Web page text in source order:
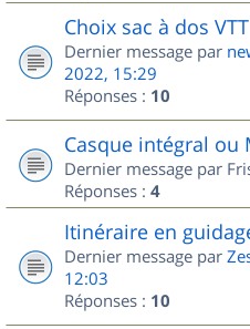
Choix sac à dos VTT
Dernier message par
2022, 15:29
Réponses : 10
Casque intégral ou
Dernier message par
Réponses : 4
Itinéraire en
Dernier message par
12:03
Réponses : 10